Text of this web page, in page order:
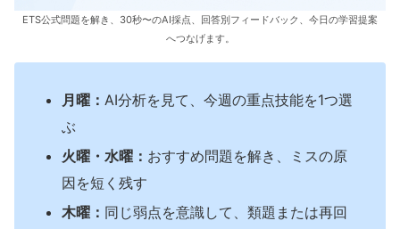
ETS公式問題を解き、30秒〜のAI採点、回答別フィードバック、今日の学習提案
へつなげます。
月曜： AI分析を見て、今週の重点技能を1つ選
ぶ
火曜・水曜： おすすめ問題を解き、ミスの原
因を短く残す
木曜： 同じ弱点を意識して、類題または再回